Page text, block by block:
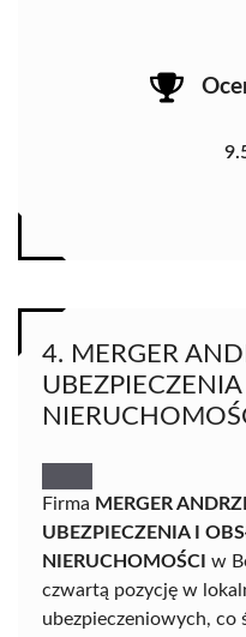
4. MERGER
Firma MERGER
UBEZPIECZENIA I
NIERUCHOMOŚCI w
czwartą pozycję w
ubezpieczeniowych, co